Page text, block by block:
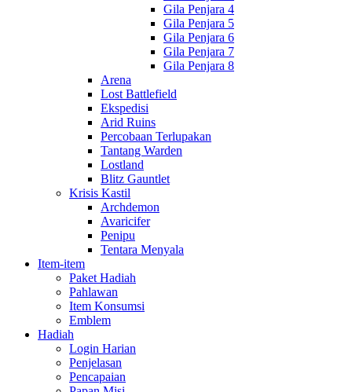
Gila Penjara 4
Gila Penjara 5
Gila Penjara 6
Gila Penjara 7
Gila Penjara 8
Arena
Lost Battlefield
Ekspedisi
Arid Ruins
Percobaan Terlupakan
Tantang Warden
Lostland
Blitz Gauntlet
Krisis Kastil
Archdemon
Avaricifer
Penipu
Tentara Menyala
Item-item
Paket Hadiah
Pahlawan
Item Konsumsi
Emblem
Hadiah
Login Harian
Penjelasan
Pencapaian